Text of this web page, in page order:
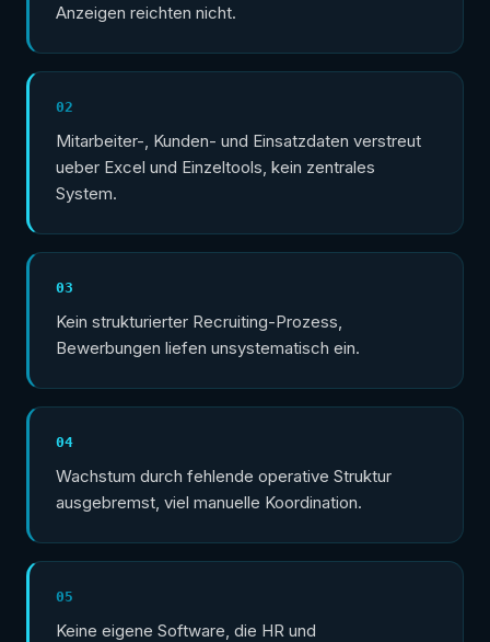
Anzeigen reichten nicht.
02
Mitarbeiter-, Kunden- und Einsatzdaten verstreut
ueber Excel und Einzeltools, kein zentrales
System.
03
Kein strukturierter Recruiting-Prozess,
Bewerbungen liefen unsystematisch ein.
04
Wachstum durch fehlende operative Struktur
ausgebremst, viel manuelle Koordination.
05
Keine eigene Software, die HR und